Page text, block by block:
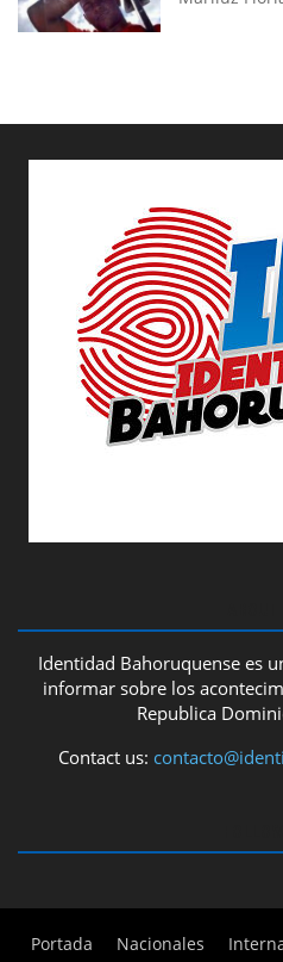
Identidad Bahoruquense es
informar sobre los
Republica
Contact us:
Portada Nacionales